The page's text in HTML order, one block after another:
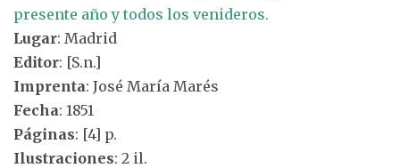
presente año y todos los venideros.
Lugar: Madrid
Editor: [S.n.]
Imprenta: José María Marés
Fecha: 1851
Páginas: [4] p.
Ilustraciones: 2 il.